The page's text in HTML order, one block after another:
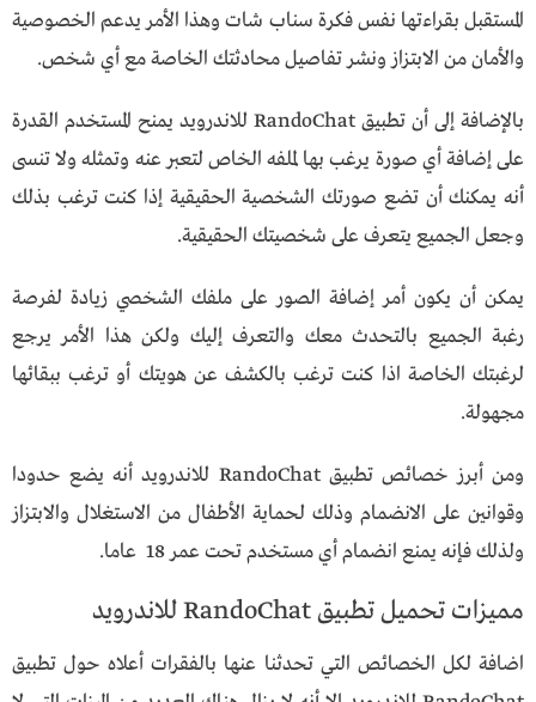
المستقبل بقراءتها نفس فكرة سناب شات وهذا الأمر يدعم الخصوصية
والأمان من الابتزاز ونشر تفاصيل محادثتك الخاصة مع أي شخص.
بالإضافة إلى أن تطبيق RandoChat للاندرويد يمنح المستخدم القدرة
على إضافة أي صورة يرغب بها لملفه الخاص لتعبر عنه وتمثله ولا تنسى
أنه يمكنك أن تضع صورتك الشخصية الحقيقية إذا كنت ترغب بذلك
وجعل الجميع يتعرف على شخصيتك الحقيقية.
يمكن أن يكون أمر إضافة الصور على ملفك الشخصي زيادة لفرصة
رغبة الجميع بالتحدث معك والتعرف إليك ولكن هذا الأمر يرجع
لرغبتك الخاصة اذا كنت ترغب بالكشف عن هويتك أو ترغب ببقائها
مجهولة.
ومن أبرز خصائص تطبيق RandoChat للاندرويد أنه يضع حدودا
وقوانين على الانضمام وذلك لحماية الأطفال من الاستغلال والابتزاز
ولذلك فإنه يمنع انضمام أي مستخدم تحت عمر 18 عاما.
مميزات تحميل تطبيق RandoChat للاندرويد
اضافة لكل الخصائص التي تحدثنا عنها بالفقرات أعلاه حول تطبيق